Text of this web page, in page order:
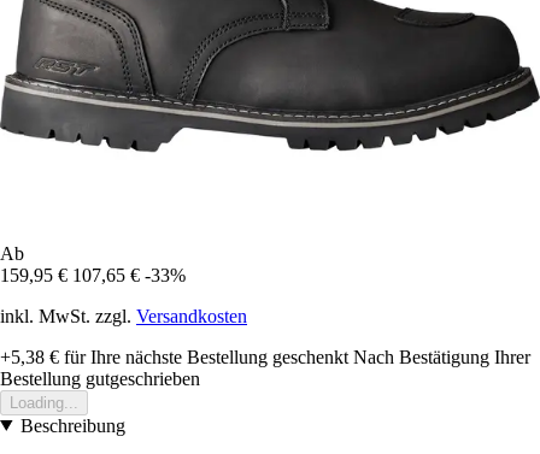
Ab
159,95 € 107,65 € -33%
inkl. MwSt. zzgl. Versandkosten
+5,38 € für Ihre nächste Bestellung geschenkt Nach Bestätigung Ihrer
Bestellung gutgeschrieben
Loading...
Beschreibung